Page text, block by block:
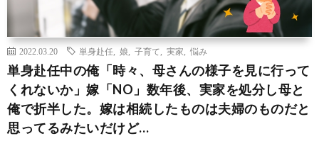
2022.03.20 単身赴任 娘 子育て 実家 悩み
単身赴任中の俺「時々、母さんの様子を見に行って
くれないか」嫁「NO」数年後、実家を処分し母と
俺で折半した。嫁は相続したものは夫婦のものだと
思ってるみたいだけど…